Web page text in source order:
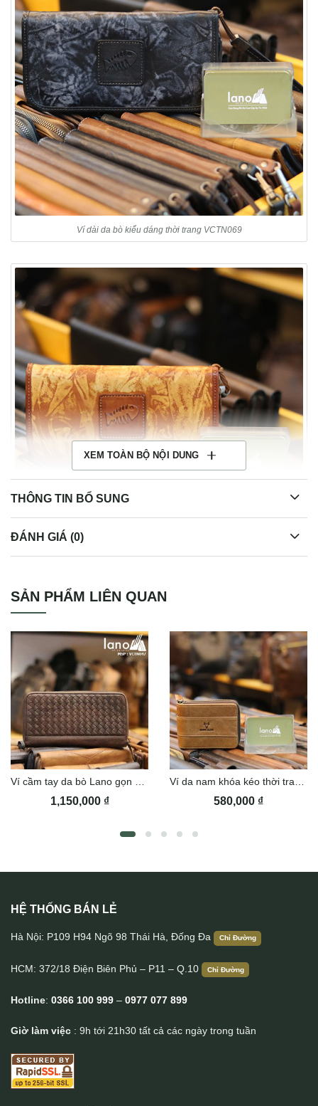
Ví dài da bò kiểu dáng thời trang VCTN069
Ví dài da bò kiểu dáng thời trang VCTN069
XEM TOÀN BỘ NỘI DUNG
THÔNG TIN BỔ SUNG
ĐÁNH GIÁ (0)
SẢN PHẨM LIÊN QUAN
1,150,000 ₫ 580,000 ₫
HỆ THỐNG BÁN LẺ
Hà Nội: P109 H94 Ngõ 98 Thái Hà, Đống Đa Chỉ Đường
HCM: 372/18 Điện Biên Phủ – P11 – Q.10 Chỉ Đường
Hotline: 0366 100 999 – 0977 077 899
Giờ làm việc : 9h tới 21h30 tất cả các ngày trong tuần